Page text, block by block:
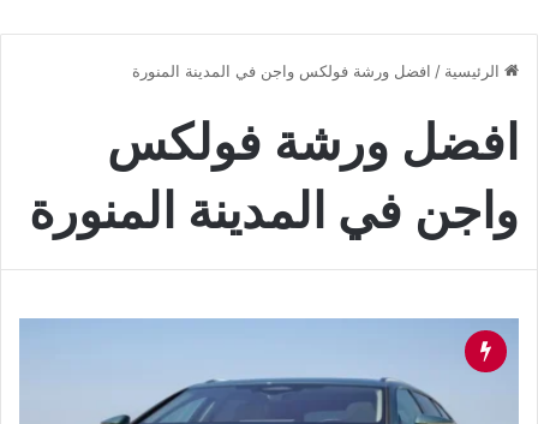
الرئيسية / افضل ورشة فولكس واجن في المدينة المنورة
افضل ورشة فولكس
واجن في المدينة المنورة